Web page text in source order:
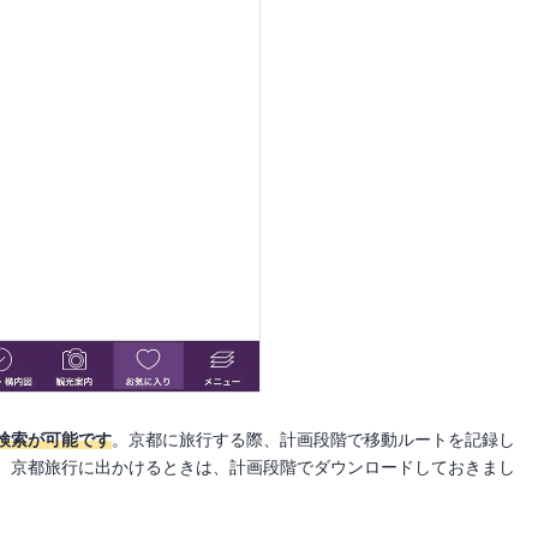
索が可能です。京都に旅行する際、計画段階で移動ルートを記録し
都旅行に出かけるときは、計画段階でダウンロードしておきまし